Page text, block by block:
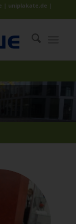
| uniplakate.de |